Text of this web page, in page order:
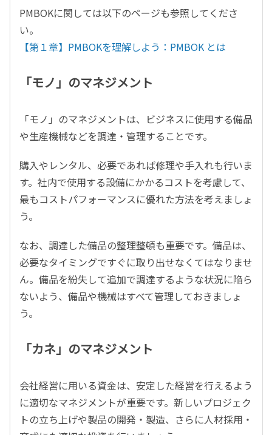
PMBOKに関しては以下のページも参照してくださ
い。
【第１章】PMBOKを理解しよう：PMBOK とは
「モノ」のマネジメント
「モノ」のマネジメントは、ビジネスに使用する備品
や生産機械などを調達・管理することです。
購入やレンタル、必要であれば修理や手入れも行いま
す。社内で使用する設備にかかるコストを考慮して、
最もコストパフォーマンスに優れた方法を考えましょ
う。
なお、調達した備品の整理整頓も重要です。備品は、
必要なタイミングですぐに取り出せなくてはなりませ
ん。備品を紛失して追加で調達するような状況に陥ら
ないよう、備品や機械はすべて管理しておきましょ
う。
「カネ」のマネジメント
会社経営に用いる資金は、安定した経営を行えるよう
に適切なマネジメントが重要です。新しいプロジェク
トの立ち上げや製品の開発・製造、さらに人材採用・